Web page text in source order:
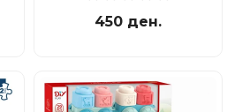
450 ден.